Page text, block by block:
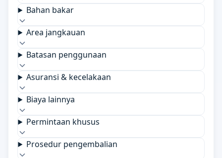
Bahan bakar
Area jangkauan
Batasan penggunaan
Asuransi & kecelakaan
Biaya lainnya
Permintaan khusus
Prosedur pengembalian